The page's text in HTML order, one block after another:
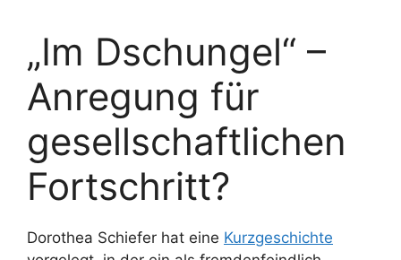
„Im Dschungel“ –
Anregung für
gesellschaftlichen
Fortschritt?
Dorothea Schiefer hat eine Kurzgeschichte